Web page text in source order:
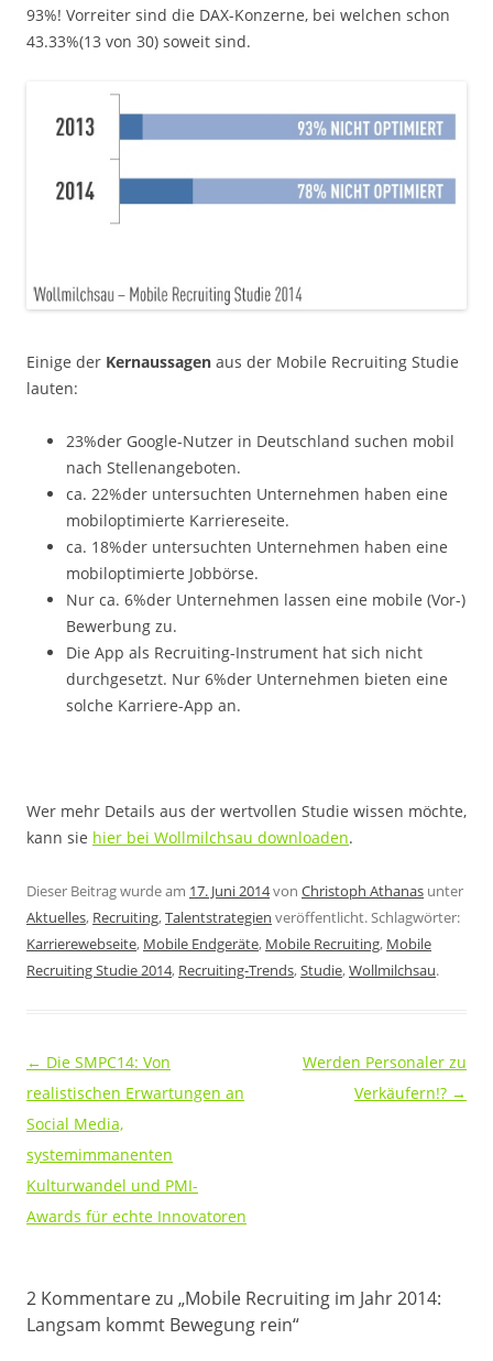
93%! Vorreiter sind die DAX-Konzerne, bei welchen schon
43.33%(13 von 30) soweit sind.
Einige der Kernaussagen aus der Mobile Recruiting Studie
lauten:
23%der Google-Nutzer in Deutschland suchen mobil
nach Stellenangeboten.
ca. 22%der untersuchten Unternehmen haben eine
mobiloptimierte Karriereseite.
ca. 18%der untersuchten Unternehmen haben eine
mobiloptimierte Jobbörse.
Nur ca. 6%der Unternehmen lassen eine mobile (Vor-)
Bewerbung zu.
Die App als Recruiting-Instrument hat sich nicht
durchgesetzt. Nur 6%der Unternehmen bieten eine
solche Karriere-App an.
Wer mehr Details aus der wertvollen Studie wissen möchte,
kann sie hier bei Wollmilchsau downloaden.
Dieser Beitrag wurde am 17. Juni 2014von Christoph Athanas unter
Aktuelles, Recruiting,Talentstrategien veröffentlicht. Schlagwörter:
Karrierewebseite, Mobile Endgeräte, Mobile Recruiting, Mobile
Recruiting Studie 2014, Recruiting-Trends,Studie,Wollmilchsau.
Beitragsnavigation
← Die SMPC14: Von
realistischen Erwartungen an
Social Media,
systemimmanenten
Kulturwandel und PMI-
Awards für echte Innovatoren
Werden Personaler zu
Verkäufern!? →
2 Kommentare zu „Mobile Recruiting im Jahr 2014:
Langsam kommt Bewegung rein“